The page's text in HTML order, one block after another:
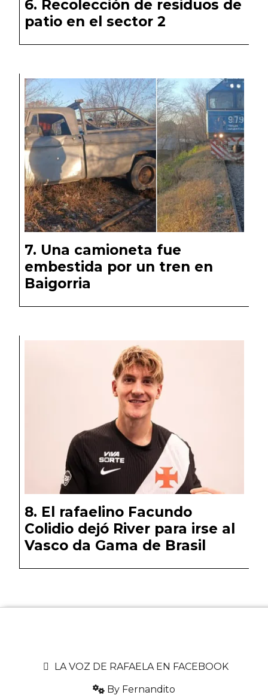
Recolección de residuos de
patio en el sector 2
Una camioneta fue
embestida por un tren en
Baigorria
El rafaelino Facundo
Colidio dejó River para irse al
Vasco da Gama de Brasil
LA VOZ DE RAFAELA EN FACEBOOK
By Fernandito